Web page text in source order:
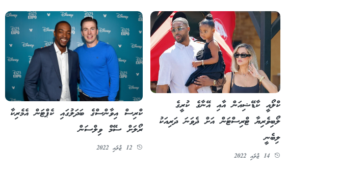
ކްލޯއީ ކާޑޭޝިއަން އާއި އޭނާގެ ކުރީގެ
ލޯބިވެރިޔާ ޓްރިސްޓަން އަށް ދެވަނަ ދަރިއަކު
ލިބެނީ
14 ޖުލައި 2022
ކްރިސް އިވާންސްގެ ބަދަލުގައި ކެޕްޓަން އެމެރިކާ
ރޯލަށް ސޭމް ވިލްސަން